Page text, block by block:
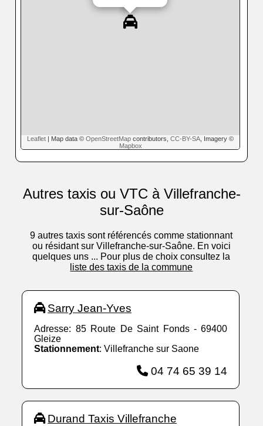
Leaflet | Map data © OpenStreetMap contributors, CC-BY-SA , Imagery ©
Mapbox
Autres taxis ou VTC à Villefranche-
sur-Saône
9 autres taxis sont référencés comme stationnant
ou résidant sur Villefranche-sur-Saône. En voici
quelques uns ... Pour plus de choix consultez la
liste des taxis de la commune
Sarry Jean-Yves
Adresse: 85 Route De Saint Fonds - 69400
Gleize
Stationnement: Villefranche sur Saone
04 74 65 39 14
Durand Taxis Villefranche